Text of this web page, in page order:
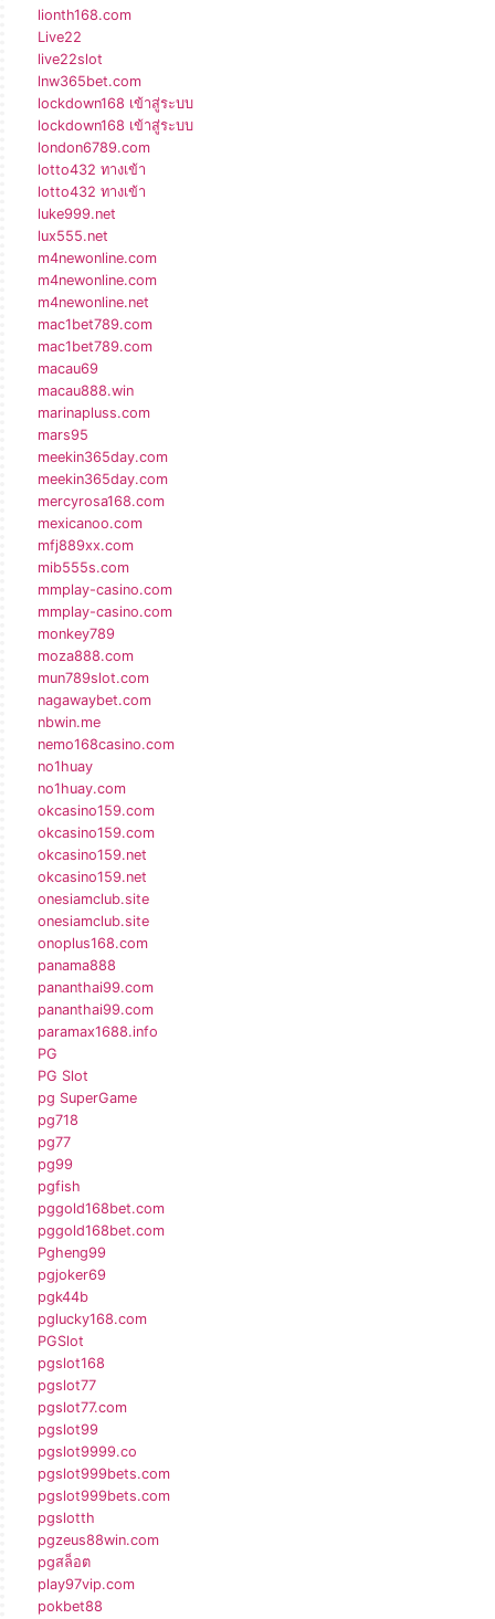
lionth168.com
Live22
live22slot
lnw365bet.com
lockdown168 เข้าสู่ระบบ
lockdown168 เข้าสู่ระบบ
london6789.com
lotto432 ทางเข้า
lotto432 ทางเข้า
luke999.net
lux555.net
m4newonline.com
m4newonline.com
m4newonline.net
mac1bet789.com
mac1bet789.com
macau69
macau888.win
marinapluss.com
mars95
meekin365day.com
meekin365day.com
mercyrosa168.com
mexicanoo.com
mfj889xx.com
mib555s.com
mmplay-casino.com
mmplay-casino.com
monkey789
moza888.com
mun789slot.com
nagawaybet.com
nbwin.me
nemo168casino.com
no1huay
no1huay.com
okcasino159.com
okcasino159.com
okcasino159.net
okcasino159.net
onesiamclub.site
onesiamclub.site
onoplus168.com
panama888
pananthai99.com
pananthai99.com
paramax1688.info
PG
PG Slot
pg SuperGame
pg718
pg77
pg99
pgfish
pggold168bet.com
pggold168bet.com
Pgheng99
pgjoker69
pgk44b
pglucky168.com
PGSlot
pgslot168
pgslot77
pgslot77.com
pgslot99
pgslot9999.co
pgslot999bets.com
pgslot999bets.com
pgslotth
pgzeus88win.com
pgสล็อต
play97vip.com
pokbet88